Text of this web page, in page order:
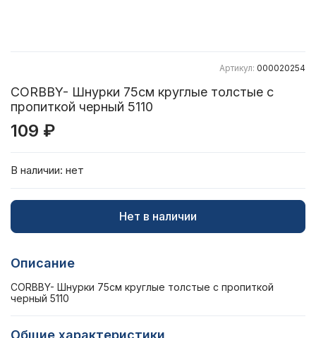
Артикул: 000020254
CORBBY- Шнурки 75см круглые толстые с
пропиткой черный 5110
109 ₽
В наличии: нет
Нет в наличии
Описание
CORBBY- Шнурки 75см круглые толстые с пропиткой
черный 5110
Общие характеристики